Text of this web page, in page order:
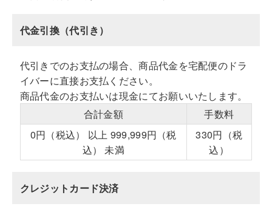
代金引換（代引き）
代引きでのお支払の場合、商品代金を宅配便のドラ
イバーに直接お支払ください。
商品代金のお支払いは現金にてお願いいたします。
合計金額
手数料
0円（税込） 以上 999,999円（税
込） 未満
330円（税
込）
クレジットカード決済